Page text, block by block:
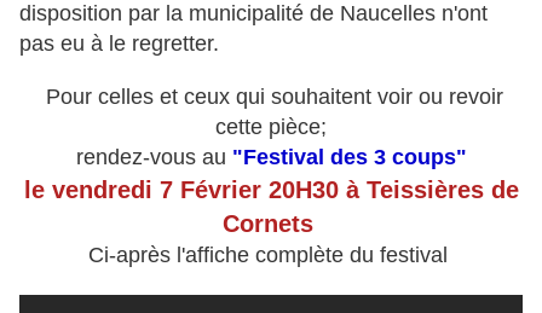
disposition par la municipalité de Naucelles n'ont
pas eu à le regretter.
Pour celles et ceux qui souhaitent voir ou revoir
cette pièce;
rendez-vous au "Festival des 3 coups"
le vendredi 7 Février 20H30 à Teissières de
Cornets
Ci-après l'affiche complète du festival